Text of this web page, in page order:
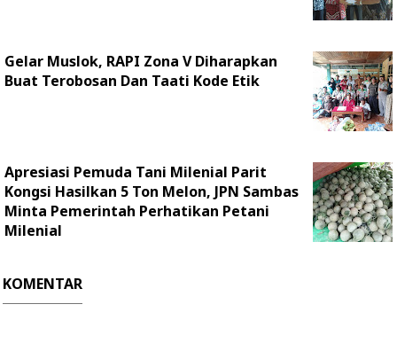
Gelar Muslok, RAPI Zona V Diharapkan
Buat Terobosan Dan Taati Kode Etik
Apresiasi Pemuda Tani Milenial Parit
Kongsi Hasilkan 5 Ton Melon, JPN Sambas
Minta Pemerintah Perhatikan Petani
Milenial
KOMENTAR